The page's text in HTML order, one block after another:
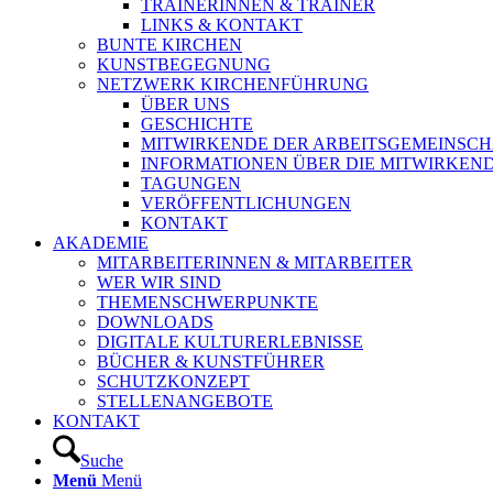
TRAINERINNEN & TRAINER
LINKS & KONTAKT
BUNTE KIRCHEN
KUNSTBEGEGNUNG
NETZWERK KIRCHENFÜHRUNG
ÜBER UNS
GESCHICHTE
MITWIRKENDE DER
INFORMATIONEN ÜBER DIE
TAGUNGEN
VERÖFFENTLICHUNGEN
KONTAKT
AKADEMIE
MITARBEITERINNEN & MITARBEITER
WER WIR SIND
THEMENSCHWERPUNKTE
DOWNLOADS
DIGITALE KULTURERLEBNISSE
BÜCHER & KUNSTFÜHRER
SCHUTZKONZEPT
STELLENANGEBOTE
KONTAKT
Suche
Menü Menü